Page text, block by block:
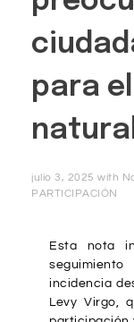
para
julio 3, 2025 with
PARTICIPACIÓN
Esta nota
incidencia
Levy Virgo,